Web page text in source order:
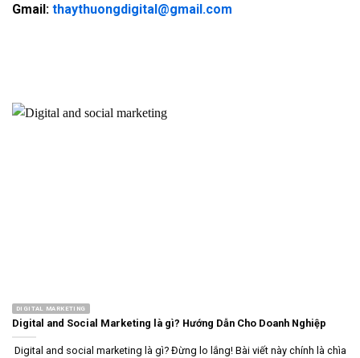
Gmail: thaythuongdigital@gmail.com
DIGITAL MARKETING
Digital and Social Marketing là gì? Hướng Dẫn Cho Doanh Nghiệp
Digital and social marketing là gì? Đừng lo lắng! Bài viết này chính là chìa